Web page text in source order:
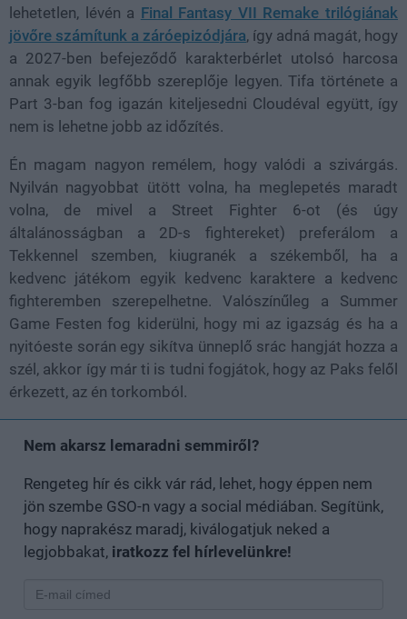
lehetetlen, lévén a Final Fantasy VII Remake trilógiának
jövőre számítunk a záróepizódjára, így adná magát, hogy
a 2027-ben befejeződő karakterbérlet utolsó harcosa
annak egyik legfőbb szereplője legyen. Tifa története a
Part 3-ban fog igazán kiteljesedni Cloudéval együtt, így
nem is lehetne jobb az időzítés.
Én magam nagyon remélem, hogy valódi a szivárgás.
Nyilván nagyobbat ütött volna, ha meglepetés maradt
volna, de mivel a Street Fighter 6-ot (és úgy
általánosságban a 2D-s fightereket) preferálom a
Tekkennel szemben, kiugranék a székemből, ha a
kedvenc játékom egyik kedvenc karaktere a kedvenc
fighteremben szerepelhetne. Valószínűleg a Summer
Game Festen fog kiderülni, hogy mi az igazság és ha a
nyitóeste során egy sikítva ünneplő srác hangját hozza a
szél, akkor így már ti is tudni fogjátok, hogy az Paks felől
érkezett, az én torkomból.
Nem akarsz lemaradni semmiről?
Rengeteg hír és cikk vár rád, lehet, hogy éppen nem
jön szembe GSO-n vagy a social médiában. Segítünk,
hogy naprakész maradj, kiválogatjuk neked a
legjobbakat, iratkozz fel hírlevelünkre!